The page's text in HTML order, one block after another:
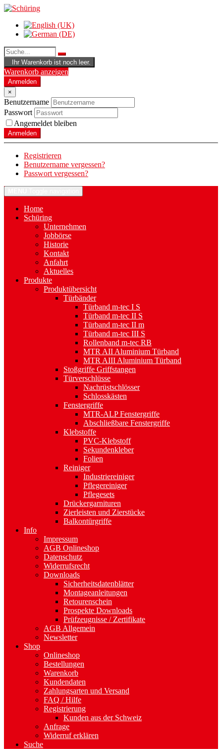
Ihr Warenkorb ist noch leer.
Warenkorb anzeigen
Anmelden
×
Benutzername
Passwort
Angemeldet bleiben
Anmelden
Registrieren
Benutzername vergessen?
Passwort vergessen?
Home
Schüring
Unternehmen
Jobbörse
Historie
Kontakt
Anfahrt
Aktuelles
Produkte
Produktübersicht
Türbänder
Türband m-tec I S
Türband m-tec II S
Türband m-tec II m
Türband m-tec III S
Rollenband m-tec RB
MTR AII Aluminium Türband
MTR AIII Aluminium Türband
Stoßgriffe Griffstangen
Türverschlüsse
Nachrüstschlösser
Schlosskästen
Fenstergriffe
MTR-ALP Fenstergriffe
Abschließbare Fenstergriffe
Klebstoffe
PVC-Klebstoff
Sekundenkleber
Folien
Reiniger
Industriereiniger
Pflegereiniger
Pflegesets
Drückergarnituren
Zierleisten und Zierstücke
Balkontürgriffe
Info
Impressum
AGB Onlineshop
Datenschutz
Widerrufsrecht
Downloads
Sicherheitsdatenblätter
Montageanleitungen
Retourenschein
Prospekte Downloads
Prüfzeugnisse / Zertifikate
AGB Allgemein
Newsletter
Shop
Onlineshop
Bestellungen
Warenkorb
Kundendaten
Zahlungsarten und Versand
FAQ / Hilfe
Registrierung
Kunden aus der Schweiz
Anfrage
Widerruf erklären
Suche